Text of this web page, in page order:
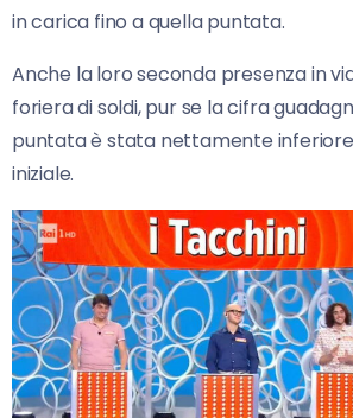
in carica fino a quella puntata.
Anche la loro seconda presenza in
foriera di soldi, pur se la cifra
puntata è stata nettamente
iniziale.